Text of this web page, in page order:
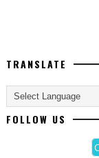
TRANSLATE
FOLLOW US